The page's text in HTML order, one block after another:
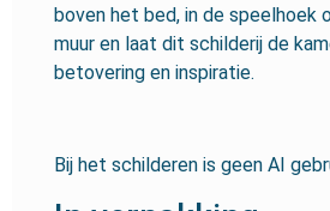
boven het bed, in de speelhoek
muur en laat dit schilderij de
betovering en inspiratie.
Bij het schilderen is geen AI